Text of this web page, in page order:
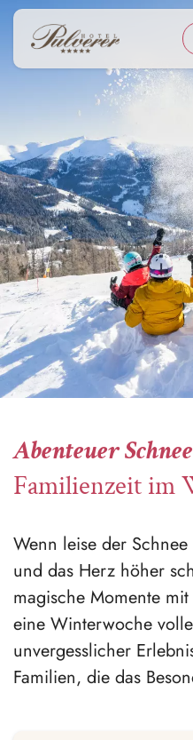
Abenteuer Schnee
Familienzeit im
Wenn leise der
und das Herz höher
magische Momente
eine Winterwoche
unvergesslicher
Familien, die das